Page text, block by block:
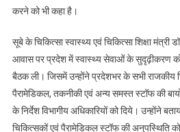
करने को भी कहा है।
सूबे के चिकित्सा स्वास्थ्य एवं चिकित्सा शिक्षा
आवास पर प्रदेश में स्वास्थ्य सेवाओं के सुदृढ़ीकरण को
बैठक ली। जिसमें उन्होंने प्रदेशभर के सभी राजकीय
पैरामेडिकल, तकनीकी एवं अन्य समस्त स्टॉफ की
के निर्देश विभागीय अधिकारियों को दिये। उन्होंने
चिकित्सकों एवं पैरामेडिकल स्टॉफ की अनुपस्थिति